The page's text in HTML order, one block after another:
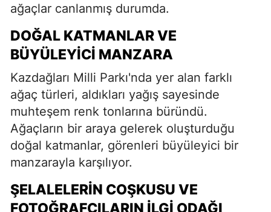
ağaçlar canlanmış durumda.
DOĞAL KATMANLAR VE
BÜYÜLEYICI MANZARA
Kazdağları Milli Parkı'nda yer alan farklı
ağaç türleri, aldıkları yağış sayesinde
muhteşem renk tonlarına büründü.
Ağaçların bir araya gelerek oluşturduğu
doğal katmanlar, görenleri büyüleyici bir
manzarayla karşılıyor.
ŞELALELERIN COŞKUSU VE
FOTOĞRAFÇILARIN İLGI ODAĞI